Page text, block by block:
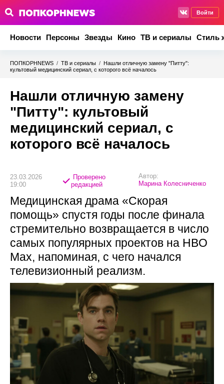
Войти
Новости Персоны Звезды Кино ТВ и сериалы Стиль
ПОПКОРНNEWS / ТВ и сериалы / Нашли отличную замену "Питту":
культовый медицинский сериал, с которого всё началось
Нашли отличную замену
"Питту": культовый
медицинский сериал, с
которого всё началось
23.03.2026
19:00
Проверено
редакцией
Автор:
Марина Колесниченко
Медицинская драма «Скорая
помощь» спустя годы после финала
стремительно возвращается в число
самых популярных проектов на HBO
Max, напоминая, с чего начался
телевизионный реализм.